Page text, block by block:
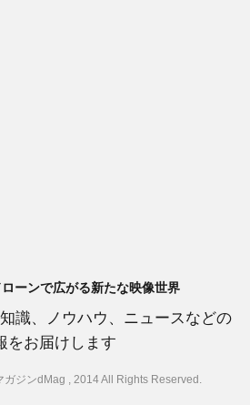
ローンで広がる新たな映像世界
識、ノウハウ、ニュースなどの
をお届けします
ジンdMag , 2014 All Rights Reserved.